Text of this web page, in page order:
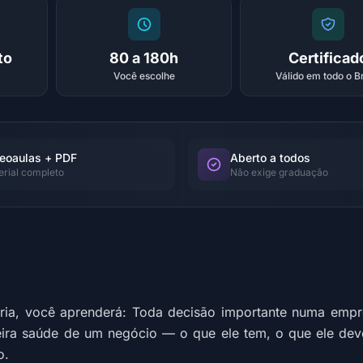
80 a 180h
Você escolhe Válido em todo o
+ PDF
completo
Aberto a todos
Não exige graduação
você aprenderá: Toda decisão importante numa
saúde de um negócio — o que ele tem, o que ele